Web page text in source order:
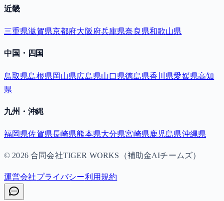
近畿
三重県滋賀県京都府大阪府兵庫県奈良県和歌山県
中国・四国
鳥取県島根県岡山県広島県山口県徳島県香川県愛媛県高知
県
九州・沖縄
福岡県佐賀県長崎県熊本県大分県宮崎県鹿児島県沖縄県
© 2026合同会社TIGER WORKS（補助金AIチームズ）
運営会社プライバシー利用規約